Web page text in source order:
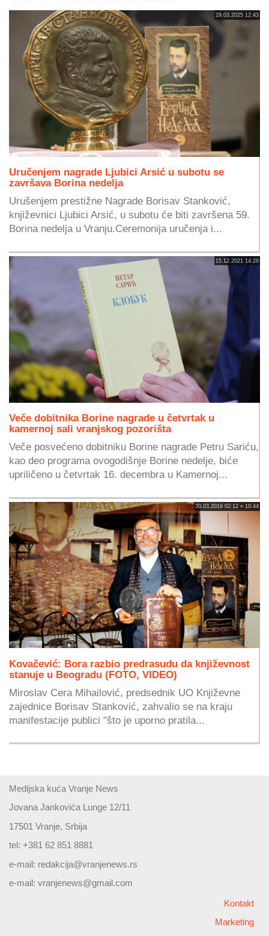
29.03.2025 12:43
Uručenjem nagrade Ljubici Arsić u subotu se
završava Borina nedelja
Urušenjem prestižne Nagrade Borisav Stanković,
književnici Ljubici Arsić, u subotu će biti završena 59.
Borina nedelja u Vranju.Ceremonija uručenja i...
15.12.2021 14:28
Veče dobitnika Borine nagrade u četvrtak u
kamernoj sali vranjskog pozorišta
Veče posvećeno dobitniku Borine nagrade Petru Sariću,
kao deo programa ovogodišnje Borine nedelje, biće
upriličeno u četvrtak 16. decembra u Kamernoj...
30.03.2019 02:12 » 10:44
Kovačević: Bora razbio predrasudu da književnost
stanuje u Beogradu (FOTO, VIDEO)
Miroslav Cera Mihailović, predsednik UO Književne
zajednice Borisav Stanković, zahvalio se na kraju
manifestacije publici "što je uporno pratila...
Medijska kuća Vranje News
Jovana Jankovića Lunge 12/11
17501 Vranje, Srbija
tel: +381 62 851 8881
e-mail: redakcija@vranjenews.rs
e-mail: vranjenews@gmail.com
Kontakt
Marketing